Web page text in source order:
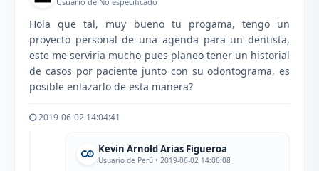
Hola que tal, muy bueno tu progama, tengo un
proyecto personal de una agenda para un dentista,
este me serviria mucho pues planeo tener un historial
de casos por paciente junto con su odontograma, es
posible enlazarlo de esta manera?
2019-06-02 14:04:41
Kevin Arnold Arias Figueroa
Usuario de Perú • 2019-06-02 14:06:08